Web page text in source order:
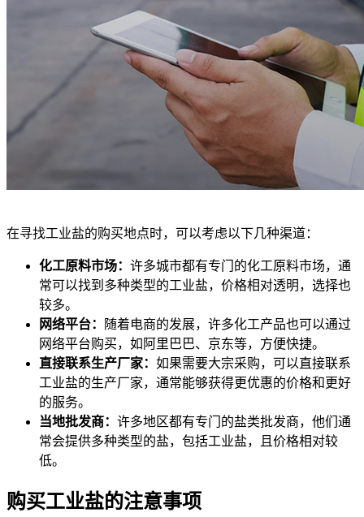
在寻找工业盐的购买地点时，可以考虑以下几种渠道：
化工原料市场： 许多城市都有专门的化工原料市场，通
常可以找到多种类型的工业盐，价格相对透明，选择也
较多。
网络平台：
随着电商的发展，许多化工产品也可以通过
网络平台购买，如阿里巴巴、京东等，方便快捷。
直接联系生产厂家： 如果需要大宗采购，可以直接联系
工业盐的生产厂家，通常能够获得更优惠的价格和更好
的服务。
当地批发商： 许多地区都有专门的盐类批发商，他们通
常会提供多种类型的盐，包括工业盐，且价格相对较
低。
购买工业盐的注意事项